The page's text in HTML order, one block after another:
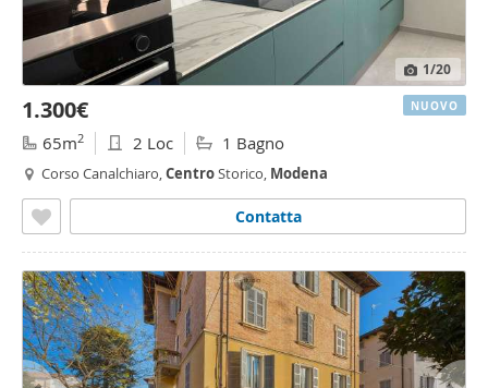
1/20
1.300€
65m2 2 Loc 1 Bagno
Corso Canalchiaro,CentroStorico, Modena
Contatta
NUOVO